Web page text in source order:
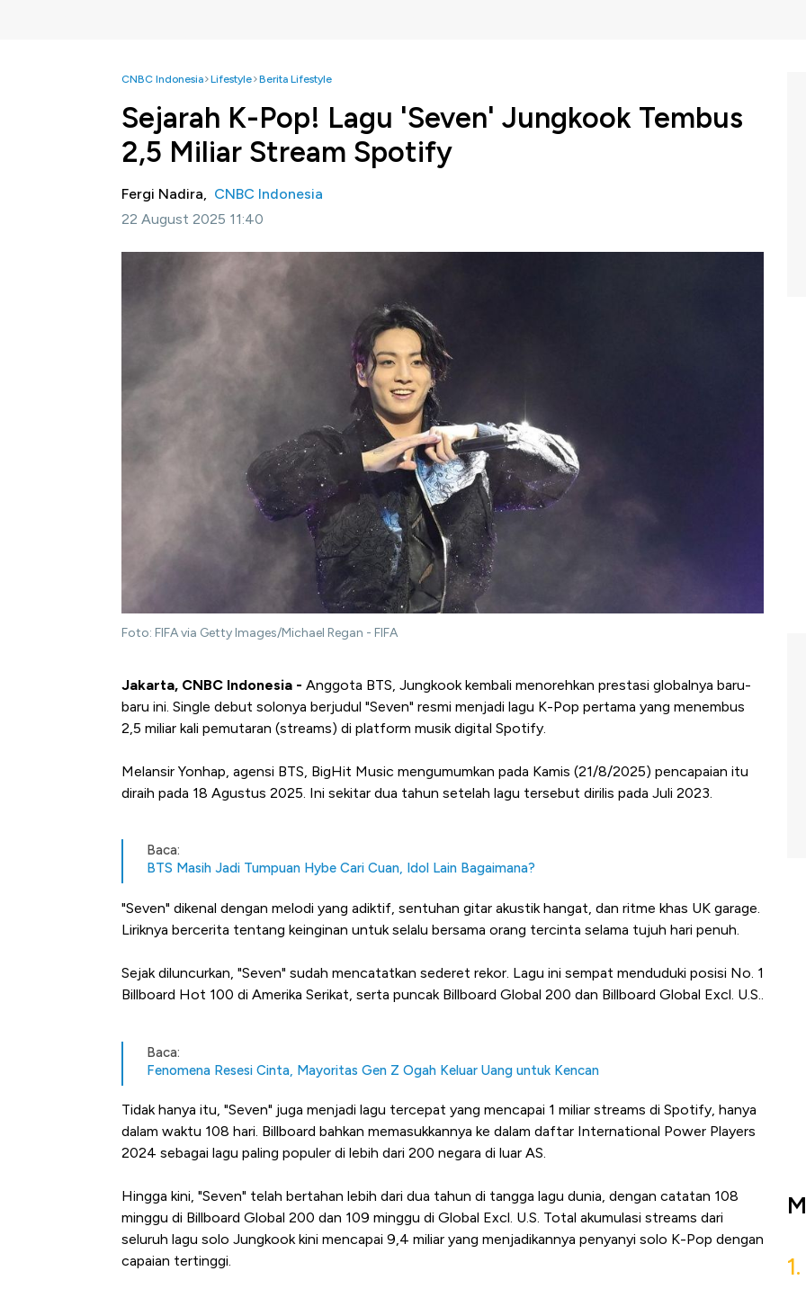
CNBC Indonesia Lifestyle Berita Lifestyle
Sejarah K-Pop! Lagu 'Seven' Jungkook Tembus
2,5 Miliar Stream Spotify
Fergi Nadira, CNBC Indonesia
22 August 2025 11:40
Foto: FIFA via Getty Images/Michael Regan - FIFA
Jakarta, CNBC Indonesia - Anggota BTS, Jungkook kembali menorehkan prestasi globalnya baru-
baru ini. Single debut solonya berjudul "Seven" resmi menjadi lagu K-Pop pertama yang menembus
2,5 miliar kali pemutaran (streams) di platform musik digital Spotify.
Melansir Yonhap, agensi BTS, BigHit Music mengumumkan pada Kamis (21/8/2025) pencapaian itu
diraih pada 18 Agustus 2025. Ini sekitar dua tahun setelah lagu tersebut dirilis pada Juli 2023.
Baca:
BTS Masih Jadi Tumpuan Hybe Cari Cuan, Idol Lain Bagaimana?
"Seven" dikenal dengan melodi yang adiktif, sentuhan gitar akustik hangat, dan ritme khas UK garage.
Liriknya bercerita tentang keinginan untuk selalu bersama orang tercinta selama tujuh hari penuh.
Sejak diluncurkan, "Seven" sudah mencatatkan sederet rekor. Lagu ini sempat menduduki posisi No. 1
Billboard Hot 100 di Amerika Serikat, serta puncak Billboard Global 200 dan Billboard Global Excl. U.S..
Baca:
Fenomena Resesi Cinta, Mayoritas Gen Z Ogah Keluar Uang untuk Kencan
Tidak hanya itu, "Seven" juga menjadi lagu tercepat yang mencapai 1 miliar streams di Spotify, hanya
dalam waktu 108 hari. Billboard bahkan memasukkannya ke dalam daftar International Power Players
2024 sebagai lagu paling populer di lebih dari 200 negara di luar AS.
Hingga kini, "Seven" telah bertahan lebih dari dua tahun di tangga lagu dunia, dengan catatan 108
minggu di Billboard Global 200 dan 109 minggu di Global Excl. U.S. Total akumulasi streams dari
seluruh lagu solo Jungkook kini mencapai 9,4 miliar yang menjadikannya penyanyi solo K-Pop dengan
capaian tertinggi.
1.